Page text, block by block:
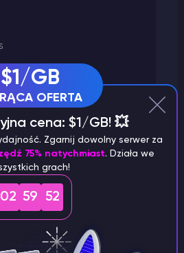
$1/GB
OFERTA
cena: $1/GB! 💥
Zgarnij dowolny serwer za
75% natychmiast. Działa we
grach!
02 59 52